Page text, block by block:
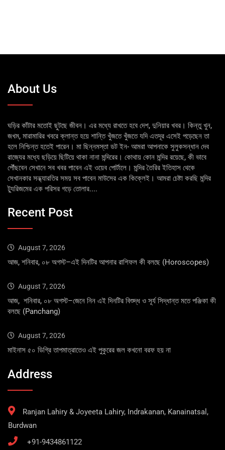
About Us
ঘড়ির কাঁটার মতোই ছুটছে জীবন। এর মধ্যে রাখতে হবে দেশ, দুনিয়ার খবর। কিন্তু খুন,
জখম, মারামারির খবরে ক্লান্ত হয়ে শান্তি খুঁজতে খুঁজতে যদি এতদূর এসেই পড়েছেন তা
হলে নিশ্চিন্ত হতেই পারেন। মা ছিন্নমস্তা ডট ইন- আমরা আপনাকে সুলুকসন্ধান দেব
রাজ্যের মধ্যে ছড়িয়ে ছিটিয়ে থাকা নানা মন্দিরের। কোথায় কোন মন্দির রয়েছে, কী ভাবে
পৌঁছবেন সেখানে সব খবর পাবেন এই ওয়েব পোর্টালে। মন্দির তৈরির ইতিহাস থেকে
সেখানকার সন্ধ্যারতির সময় সব পাবেন মাউসের এক কিক্লেই। আমরা চেষ্টা করছি মন্দির
ট্যুরিজমের এক পরিসর গড়ে তোলার....
Recent Post
August 7, 2026
আজ, শনিবার, ০৮ অগস্ট–এই দিনটির আপনার রাশিফল কী বলছে (Horoscopes)
August 7, 2026
আজ, শনিবার, ০৮ অগস্ট–জেনে নিন এই দিনটির বিশুদ্ধ ও সূর্য সিদ্ধান্ত মতে পঞ্জিকা কী
বলছে (Panchang)
August 7, 2026
মাইনাস ৫০ ডিগ্রি তাপমাত্রাতেও এই পুকুরের জল কখনো বরফ হয় না
Address
Ranjan Lahiry & Joyeeta Lahiry, Indrakanan, Kanainatsal,
Burdwan
+91-9434861122